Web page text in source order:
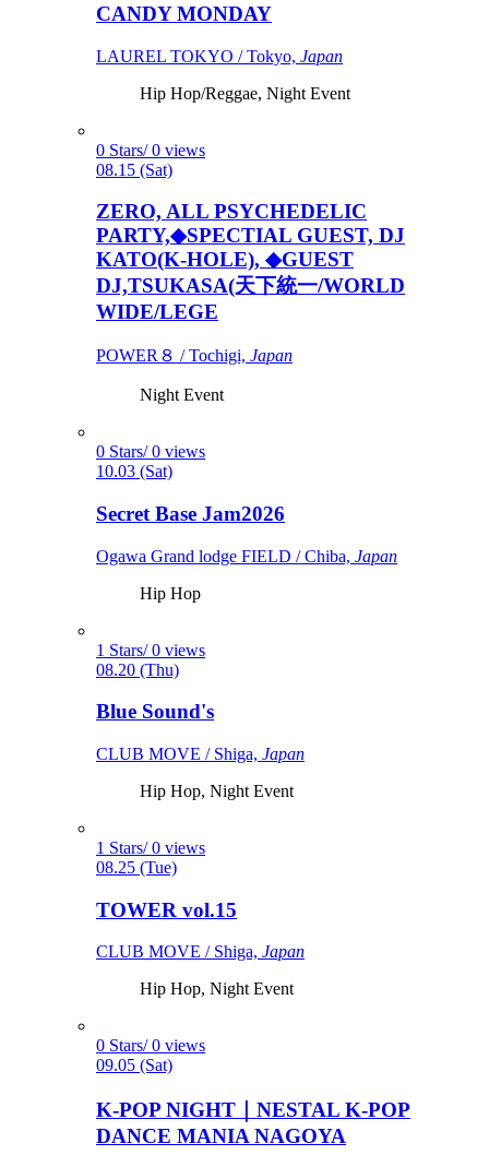
CANDY MONDAY
LAUREL TOKYO / Tokyo, Japan
Hip Hop/Reggae, Night Event
0 Stars/ 0 views
08.15 (Sat)
ZERO, ALL PSYCHEDELIC
PARTY,◆SPECTIAL GUEST, DJ
KATO(K-HOLE), ◆GUEST
DJ,TSUKASA(天下統一/WORLD
WIDE/LEGE
POWER８ / Tochigi, Japan
Night Event
0 Stars/ 0 views
10.03 (Sat)
Secret Base Jam2026
Ogawa Grand lodge FIELD / Chiba, Japan
Hip Hop
1 Stars/ 0 views
08.20 (Thu)
Blue Sound's
CLUB MOVE / Shiga, Japan
Hip Hop, Night Event
1 Stars/ 0 views
08.25 (Tue)
TOWER vol.15
CLUB MOVE / Shiga, Japan
Hip Hop, Night Event
0 Stars/ 0 views
09.05 (Sat)
K-POP NIGHT｜NESTAL K-POP
DANCE MANIA NAGOYA